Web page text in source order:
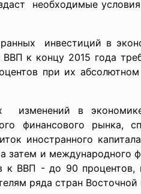
необходимые
инвестиций в
к концу 2015 года
при их
изменений в
финансового рынка,
иностранного
затем и международного
к ВВП - до 90
ряда стран